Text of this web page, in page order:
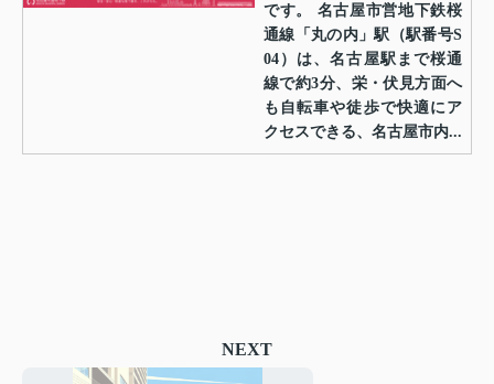
です。 名古屋市営地下鉄桜
通線「丸の内」駅（駅番号S
04）は、名古屋駅まで桜通
線で約3分、栄・伏見方面へ
も自転車や徒歩で快適にア
クセスできる、名古屋市内...
NEXT